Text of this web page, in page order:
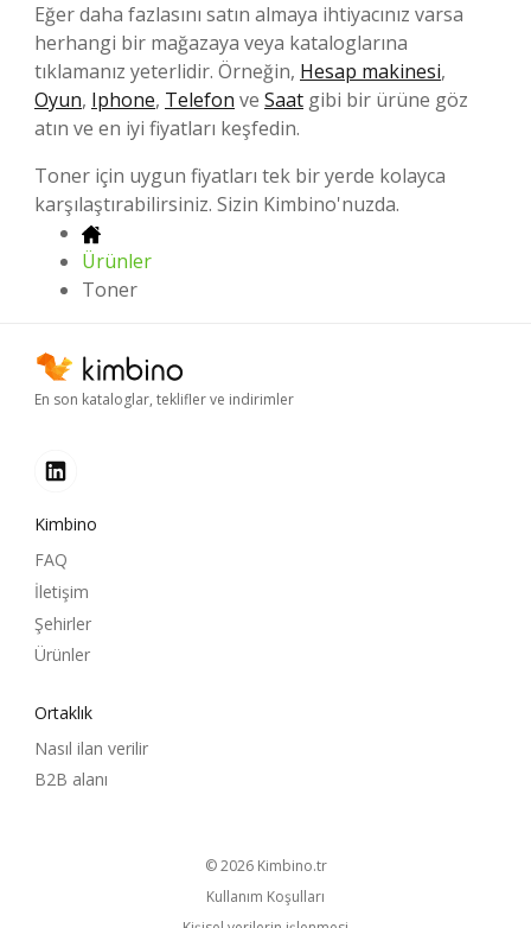
Eğer daha fazlasını satın almaya ihtiyacınız varsa
herhangi bir mağazaya veya kataloglarına
tıklamanız yeterlidir. Örneğin, Hesap makinesi,
Oyun, Iphone, Telefon ve Saat gibi bir ürüne göz
atın ve en iyi fiyatları keşfedin.
Toner için uygun fiyatları tek bir yerde kolayca
karşılaştırabilirsiniz. Sizin Kimbino'nuzda.
Ürünler
Toner
En son kataloglar, teklifler ve indirimler
Kimbino
FAQ
İletişim
Şehirler
Ürünler
Ortaklık
Nasıl ilan verilir
B2B alanı
© 2026 kimbino.tr
Kullanım Koşulları